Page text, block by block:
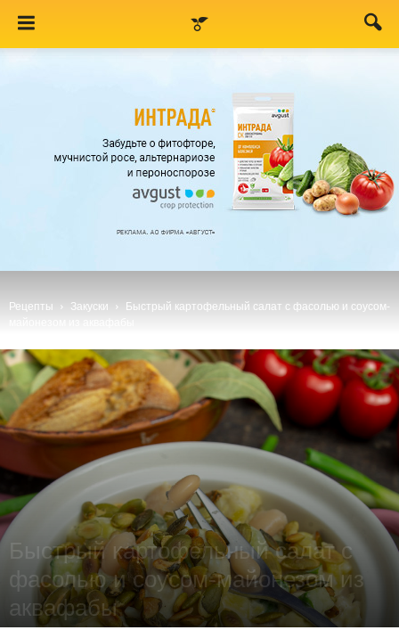
Рецепты Закуски
Быстрый картофельный салат с фасолью и соусом-
Быстрый картофельный салат с
фасолью и соусом-майонезом из
аквафабы